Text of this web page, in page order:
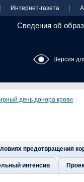
Интернет-газета
Сведения об
Версия
день донора крови
предотвращения
интенсив